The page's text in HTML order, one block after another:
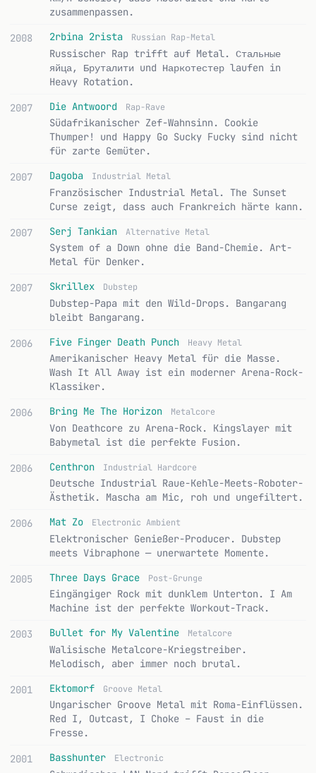
zusammenpassen.
2008 2rbina 2rista Russian Rap-Metal
Russischer Rap trifft auf Metal. Стальные
яйца, Бруталити und Наркотестер laufen in
Heavy Rotation.
2007 Die Antwoord Rap-Rave
Südafrikanischer Zef-Wahnsinn. Cookie
Thumper! und Happy Go Sucky Fucky sind nicht
für zarte Gemüter.
2007 Dagoba Industrial Metal
Französischer Industrial Metal. The Sunset
Curse zeigt, dass auch Frankreich härte kann.
2007 Serj Tankian Alternative Metal
System of a Down ohne die Band-Chemie. Art-
Metal für Denker.
2007 Skrillex Dubstep
Dubstep-Papa mit den Wild-Drops. Bangarang
bleibt Bangarang.
2006 Five Finger Death Punch Heavy Metal
Amerikanischer Heavy Metal für die Masse.
Wash It All Away ist ein moderner Arena-Rock-
Klassiker.
2006 Bring Me The Horizon Metalcore
Von Deathcore zu Arena-Rock. Kingslayer mit
Babymetal ist die perfekte Fusion.
2006 Centhron Industrial Hardcore
Deutsche Industrial Raue-Kehle-Meets-Roboter-
Ästhetik. Mascha am Mic, roh und ungefiltert.
2006 Mat Zo Electronic Ambient
Elektronischer Genießer-Producer. Dubstep
meets Vibraphone — unerwartete Momente.
2005 Three Days Grace Post-Grunge
Eingängiger Rock mit dunklem Unterton. I Am
Machine ist der perfekte Workout-Track.
2003 Bullet for My Valentine Metalcore
Walisische Metalcore-Kriegstreiber.
Melodisch, aber immer noch brutal.
2001 Ektomorf Groove Metal
Ungarischer Groove Metal mit Roma-Einflüssen.
Red I, Outcast, I Choke – Faust in die
Fresse.
2001 Basshunter Electronic